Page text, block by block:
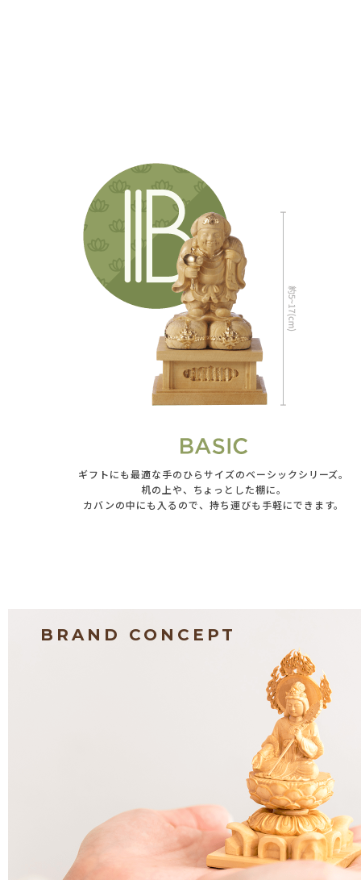
ギフトにも最適な手のひらサイズのベーシックシリーズ。
机の上や、ちょっとした棚に。
カバンの中にも入るので、持ち運びも手軽にできます。
BRAND CONCEPT